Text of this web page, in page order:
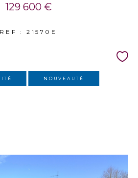
129 600 €
REF : 21570E
NOUVEAUTÉ